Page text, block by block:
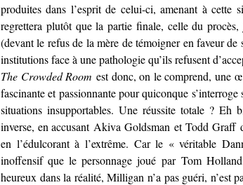
produites dans l’esprit de celui-ci, amenant à cette
regrettera plutôt que la partie finale, celle du procès,
(devant le refus de la mère de témoigner en faveur
institutions face à une pathologie qu’ils refusent
The Crowded Room est donc, on le comprend, une
fascinante et passionnante pour quiconque
situations insupportables. Une réussite totale ?
inverse, en accusant Akiva Goldsman etTodd Graff
en l’édulcorant à l’extrême. Car le « véritable
inoffensif que le personnage joué parTom Holland
heureux dans la réalité, Milligan n’a pas guéri, n’est